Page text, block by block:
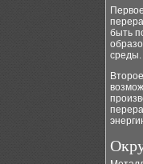
быть
среды.